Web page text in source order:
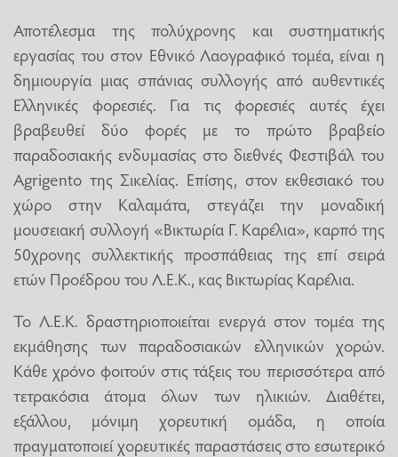
Αποτέλεσμα της πολύχρονης και συστηματικής
εργασίας του στον Εθνικό Λαογραφικό τομέα, είναι η
δημιουργία μιας σπάνιας συλλογής από αυθεντικές
Ελληνικές φορεσιές. Για τις φορεσιές αυτές έχει
βραβευθεί δύο φορές με το πρώτο βραβείο
παραδοσιακής ενδυμασίας στο διεθνές Φεστιβάλ του
Agrigento της Σικελίας. Eπίσης, στον εκθεσιακό του
χώρο στην Καλαμάτα, στεγάζει την μοναδική
μουσειακή συλλογή «Βικτωρία Γ. Καρέλια», καρπό της
50χρονης συλλεκτικής προσπάθειας της επί σειρά
ετών Προέδρου του Λ.Ε.Κ., κας Βικτωρίας Καρέλια.
Το Λ.Ε.Κ. δραστηριοποιείται ενεργά στον τομέα της
εκμάθησης των παραδοσιακών ελληνικών χορών.
Κάθε χρόνο φοιτούν στις τάξεις του περισσότερα από
τετρακόσια άτομα όλων των ηλικιών. Διαθέτει,
εξάλλου, μόνιμη χορευτική ομάδα, η οποία
πραγματοποιεί χορευτικές παραστάσεις στο εσωτερικό